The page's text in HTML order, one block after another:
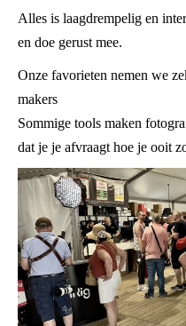
Alles is laagdrempelig en
en doe gerust mee.
Onze favorieten nemen we
makers
Sommige tools maken
dat je je afvraagt hoe je ooit